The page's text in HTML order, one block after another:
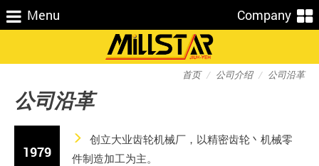
Menu Company
首页 公司介绍 公司沿革
公司沿革
1979
创立大业齿轮机械厂，以精密齿轮丶机械零
件制造加工为主。